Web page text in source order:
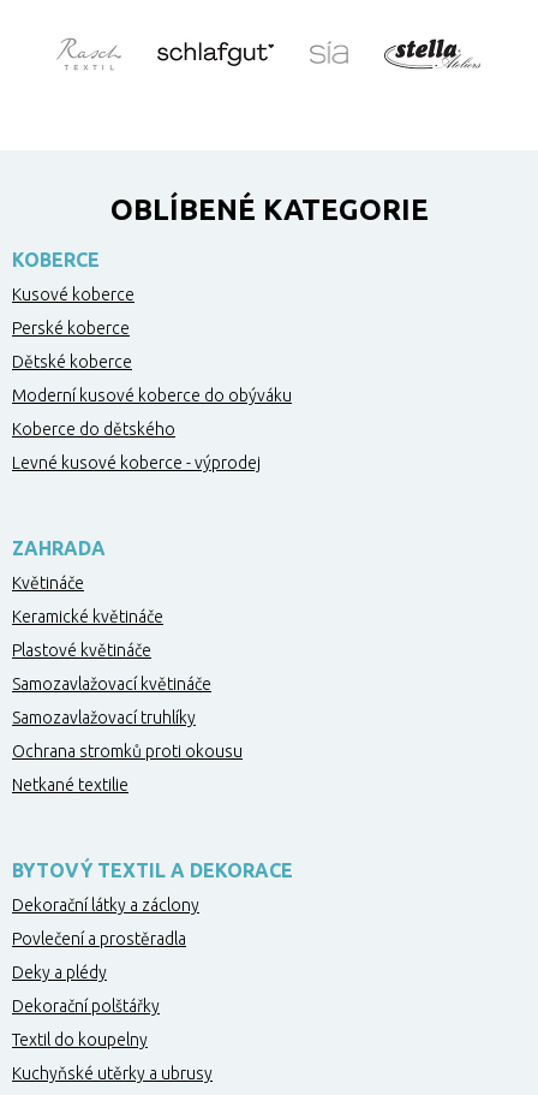
OBLÍBENÉ KATEGORIE
KOBERCE
Kusové koberce
Perské koberce
Dětské koberce
Moderní kusové koberce do obýváku
Koberce do dětského
Levné kusové koberce - výprodej
ZAHRADA
Květináče
Keramické květináče
Plastové květináče
Samozavlažovací květináče
Samozavlažovací truhlíky
Ochrana stromků proti okousu
Netkané textilie
BYTOVÝ TEXTIL A DEKORACE
Dekorační látky a záclony
Povlečení a prostěradla
Deky a plédy
Dekorační polštářky
Textil do koupelny
Kuchyňské utěrky a ubrusy